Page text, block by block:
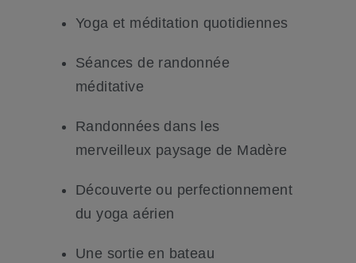
Yoga et méditation quotidiennes
Séances de randonnée
méditative
Randonnées dans les
merveilleux paysage de Madère
Découverte ou perfectionnement
du yoga aérien
Une sortie en bateau